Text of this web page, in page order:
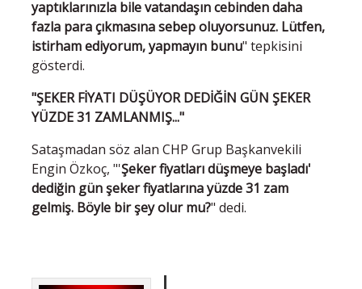
yaptıklarınızla bile vatandaşın cebinden daha
fazla para çıkmasına sebep oluyorsunuz. Lütfen,
istirham ediyorum, yapmayın bunu" tepkisini
gösterdi.
"ŞEKER FİYATI DÜŞÜYOR DEDİĞİN GÜN ŞEKER
YÜZDE 31 ZAMLANMIŞ..."
Sataşmadan söz alan CHP Grup Başkanvekili
Engin Özkoç, "'Şeker fiyatları düşmeye başladı'
dediğin gün şeker fiyatlarına yüzde 31 zam
gelmiş. Böyle bir şey olur mu?" dedi.